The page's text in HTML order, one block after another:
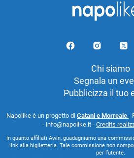
Chi siamo
Segnala un
Pubblicizza il tuo
Napolike è un progetto di Catani e Morreale -
- info@napolike.it - Credits
In quanto affiliati Awin, guadagniamo una
link alla biglietteria. Tale commissione non
per l’utente.